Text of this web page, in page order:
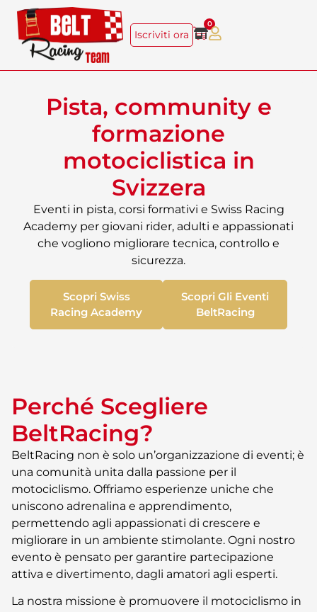
Iscriviti ora
0
Pista, community e
formazione
motociclistica in
Svizzera
Eventi in pista, corsi formativi e Swiss Racing
Academy per giovani rider, adulti e appassionati
che vogliono migliorare tecnica, controllo e
sicurezza.
Scopri Swiss
Racing Academy
Scopri Gli Eventi
BeltRacing
Perché Scegliere
BeltRacing?
BeltRacing non è solo un’organizzazione di eventi; è
una comunità unita dalla passione per il
motociclismo. Offriamo esperienze uniche che
uniscono adrenalina e apprendimento,
permettendo agli appassionati di crescere e
migliorare in un ambiente stimolante. Ogni nostro
evento è pensato per garantire partecipazione
attiva e divertimento, dagli amatori agli esperti.
La nostra missione è promuovere il motociclismo in